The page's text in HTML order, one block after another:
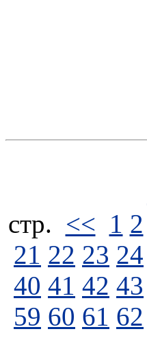
стp. << 1 2
21 22 23 24
40 41 42 43
59 60 61 62